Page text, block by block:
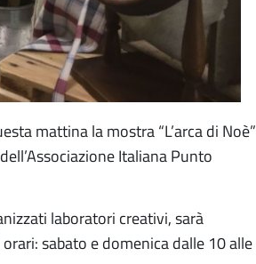
mattina la mostra “L’arca di Noè”
Italiana Punto
laboratori creativi, sarà
orari: sabato e domenica dalle 10 alle